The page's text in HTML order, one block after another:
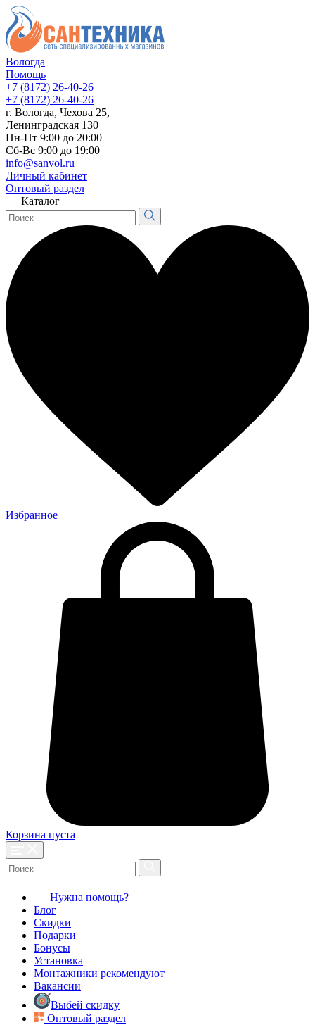
Вологда
Помощь
+7 (8172) 26-40-26
+7 (8172) 26-40-26
г. Вологда, Чехова 25,
Ленинградская 130
Пн-Пт 9:00 до 20:00
Сб-Вс 9:00 до 19:00
info@sanvol.ru
Личный кабинет
Оптовый раздел
Каталог
Избранное
Корзина пуста
Нужна помощь?
Блог
Скидки
Подарки
Бонусы
Установка
Монтажники рекомендуют
Вакансии
Выбей скидку
Оптовый раздел